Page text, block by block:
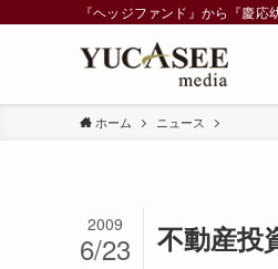
『ヘッジファンド』から『慶
ホーム ニュース
不動産投
2009
6/23